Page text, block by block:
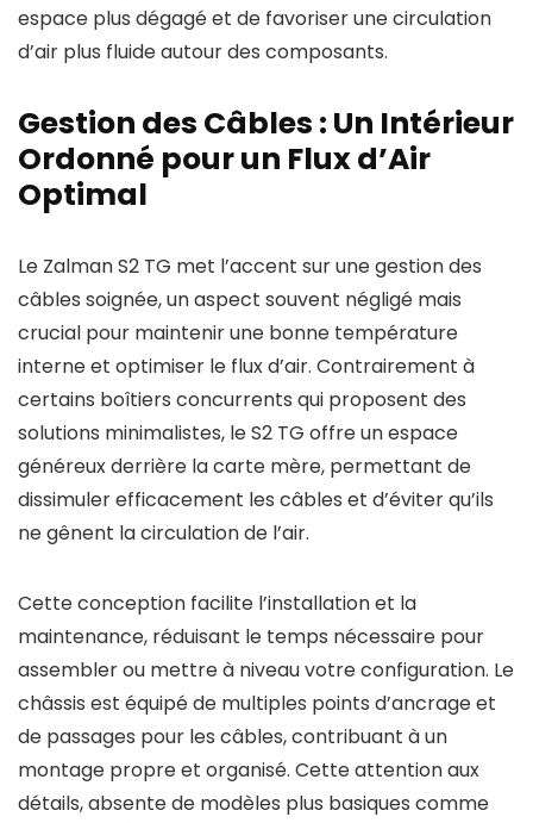
espace plus dégagé et de favoriser une circulation
d’air plus fluide autour des composants.
Gestion des Câbles : Un Intérieur
Ordonné pour un Flux d’Air
Optimal
Le Zalman S2 TG met l’accent sur une gestion des
câbles soignée, un aspect souvent négligé mais
crucial pour maintenir une bonne température
interne et optimiser le flux d’air. Contrairement à
certains boîtiers concurrents qui proposent des
solutions minimalistes, le S2 TG offre un espace
généreux derrière la carte mère, permettant de
dissimuler efficacement les câbles et d’éviter qu’ils
ne gênent la circulation de l’air.
Cette conception facilite l’installation et la
maintenance, réduisant le temps nécessaire pour
assembler ou mettre à niveau votre configuration. Le
châssis est équipé de multiples points d’ancrage et
de passages pour les câbles, contribuant à un
montage propre et organisé. Cette attention aux
détails, absente de modèles plus basiques comme